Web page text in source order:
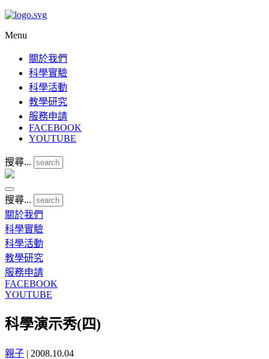
Menu
關於我們
科學實驗
科學活動
教學研究
服務申請
FACEBOOK
YOUTUBE
搜尋...
搜尋...
關於我們
科學實驗
科學活動
教學研究
服務申請
FACEBOOK
YOUTUBE
科學演示秀(四)
親子 | 2008.10.04